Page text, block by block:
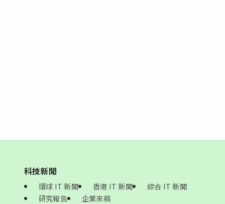
科技新聞
環球 IT 新聞 香港 IT 新聞
綜合 IT 新聞
研究報告
企業來稿